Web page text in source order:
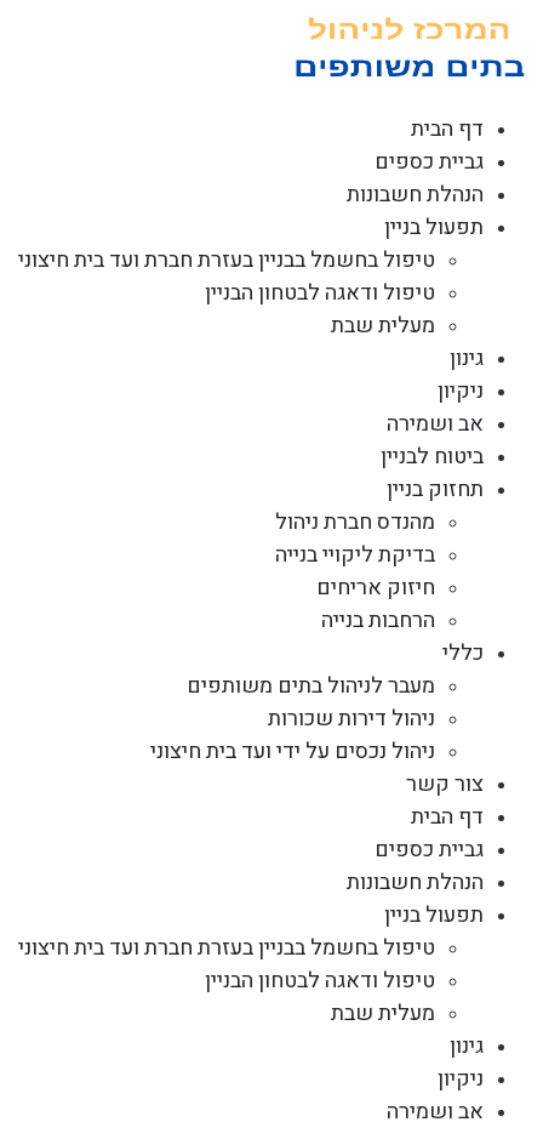
דף הבית
גביית כספים
הנהלת חשבונות
תפעול בניין
טיפול בחשמל בבניין בעזרת חברת ועד בית חיצוני
טיפול ודאגה לבטחון הבניין
מעלית שבת
גינון
ניקיון
אב ושמירה
ביטוח לבניין
תחזוק בניין
מהנדס חברת ניהול
בדיקת ליקויי בנייה
חיזוק אריחים
הרחבות בנייה
כללי
מעבר לניהול בתים משותפים
ניהול דירות שכורות
ניהול נכסים על ידי ועד בית חיצוני
צור קשר
דף הבית
גביית כספים
הנהלת חשבונות
תפעול בניין
טיפול בחשמל בבניין בעזרת חברת ועד בית חיצוני
טיפול ודאגה לבטחון הבניין
מעלית שבת
גינון
ניקיון
אב ושמירה